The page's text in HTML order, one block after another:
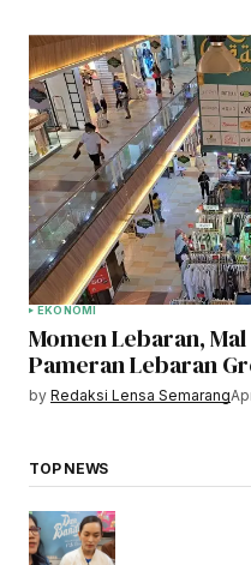
EKONOMI
Momen Lebaran,
Pameran Lebaran
by Redaksi Lensa Semarang
TOP NEWS